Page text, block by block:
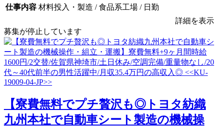
仕事内容 材料投入・製造 / 食品系工場 / 日勤
詳細を表示
募集が停止しています
【寮費無料でプチ贅沢も◎トヨタ紡織
九州本社で自動車シート製造の機械操